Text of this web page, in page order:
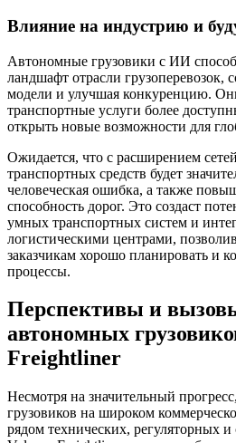
Влияние на индустрию и
Автономные грузовики с ИИ
ландшафт отрасли грузоперевозок,
модели и улучшая конкуренцию.
транспортные услуги более
открыть новые возможности для
Ожидается, что с расширением
транспортных средств будет
человеческая ошибка, а также
способность дорог. Это создаст
умных транспортных систем и
логистическими центрами,
заказчикам хорошо планировать и
процессы.
Перспективы и
автономных
Freightliner
Несмотря на значительный
грузовиков на широком
рядом технических, регуляторных